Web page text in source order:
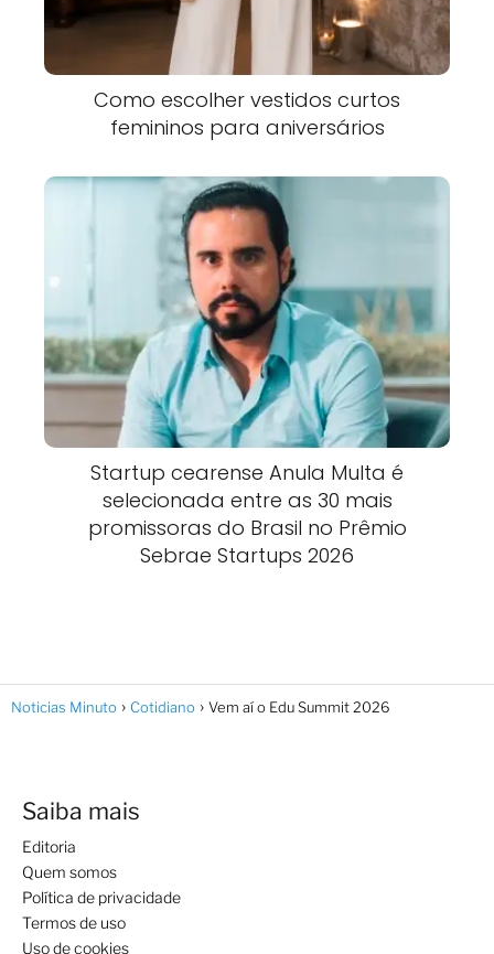
Como escolher vestidos curtos
femininos para aniversários
Startup cearense Anula Multa é
selecionada entre as 30 mais
promissoras do Brasil no Prêmio
Sebrae Startups 2026
Noticias Minuto Cotidiano Vem aí o Edu Summit 2026
Saiba mais
Editoria
Quem somos
Política de privacidade
Termos de uso
Uso de cookies